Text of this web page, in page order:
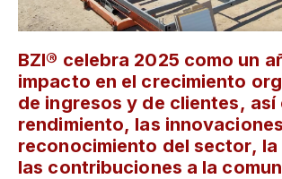
BZI® celebra 2025 como un
impacto en el crecimiento
de ingresos y de clientes, así
rendimiento, las
reconocimiento del sector,
las contribuciones a la